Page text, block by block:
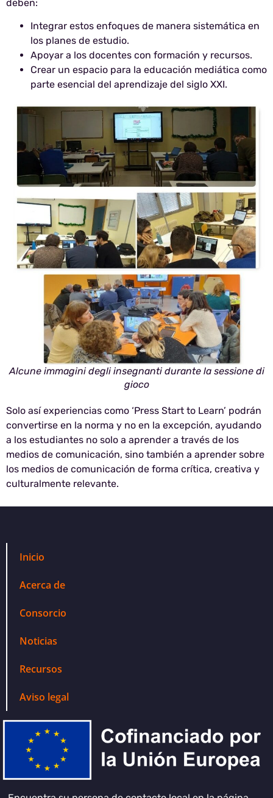
deben:
Integrar estos enfoques de manera sistemática en
los planes de estudio.
Apoyar a los docentes con formación y recursos.
Crear un espacio para la educación mediática como
parte esencial del aprendizaje del siglo XXI.
Alcune immagini degli insegnanti durante la sessione di
gioco
Solo así experiencias como ‘Press Start to Learn’ podrán
convertirse en la norma y no en la excepción, ayudando
a los estudiantes no solo a aprender a través de los
medios de comunicación, sino también a aprender sobre
los medios de comunicación de forma crítica, creativa y
culturalmente relevante.
Inicio
Acerca de
Consorcio
Noticias
Recursos
Aviso legal